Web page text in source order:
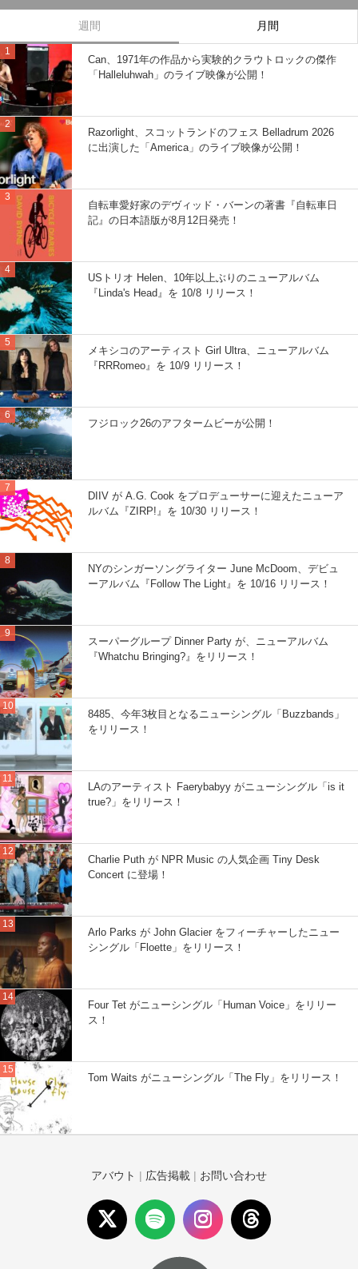
週間 月間
Can、1971年の作品から実験的クラウトロックの傑作
「Halleluhwah」のライブ映像が公開！
Razorlight、スコットランドのフェス Belladrum 2026
に出演した「America」のライブ映像が公開！
自転車愛好家のデヴィッド・バーンの著書『自転車日
記』の日本語版が8月12日発売！
USトリオ Helen、10年以上ぶりのニューアルバム
『Linda's Head』を 10/8 リリース！
メキシコのアーティスト Girl Ultra、ニューアルバム
『RRRomeo』を 10/9 リリース！
フジロック26のアフタームビーが公開！
DIIV が A.G. Cook をプロデューサーに迎えたニューア
ルバム『ZIRP!』を 10/30 リリース！
NYのシンガーソングライター June McDoom、デビュ
ーアルバム『Follow The Light』を 10/16 リリース！
スーパーグループ Dinner Party が、ニューアルバム
『Whatchu Bringing?』をリリース！
8485、今年3枚目となるニューシングル「Buzzbands」
をリリース！
LAのアーティスト Faerybabyy がニューシングル「is it
true?」をリリース！
Charlie Puth が NPR Music の人気企画 Tiny Desk
Concert に登場！
Arlo Parks が John Glacier をフィーチャーしたニュー
シングル「Floette」をリリース！
Four Tet がニューシングル「Human Voice」をリリー
ス！
Tom Waits がニューシングル「The Fly」をリリース！
アバウト | 広告掲載 | お問い合わせ